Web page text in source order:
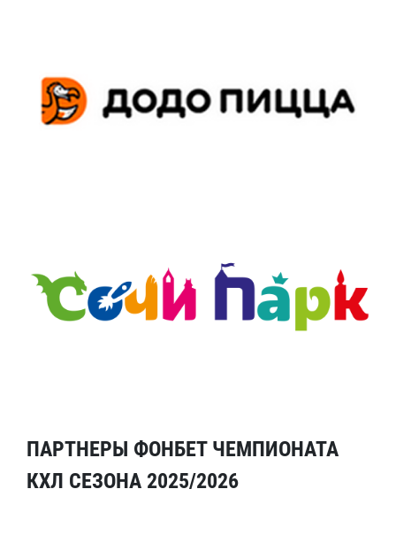
ПАРТНЕРЫ ФОНБЕТ ЧЕМПИОНАТА
КХЛ СЕЗОНА 2025/2026